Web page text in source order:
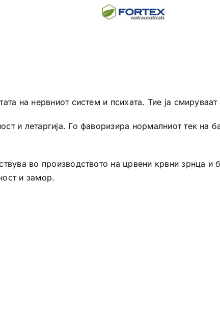
на нервниот систем и психата. Тие ја
и летаргија. Го фаворизира нормалниот тек на
во производството на црвени крвни зрнца и
и замор.